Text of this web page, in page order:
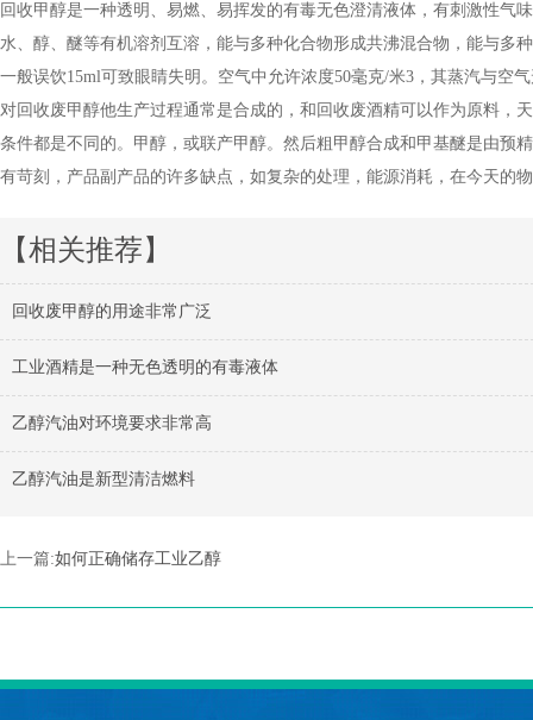
回收甲醇是一种透明、易燃、易挥发的有毒无色澄清液体，有刺激性气
水、醇、醚等有机溶剂互溶，能与多种化合物形成共沸混合物，能与多
一般误饮15ml可致眼睛失明。空气中允许浓度50毫克/米3，其蒸汽与空
对回收废甲醇他生产过程通常是合成的，和回收废酒精可以作为原料，
条件都是不同的。甲醇，或联产甲醇。然后粗甲醇合成和甲基醚是由预
有苛刻，产品副产品的许多缺点，如复杂的处理，能源消耗，在今天的
【相关推荐】
回收废甲醇的用途非常广泛
工业酒精是一种无色透明的有毒液体
乙醇汽油对环境要求非常高
乙醇汽油是新型清洁燃料
上一篇:如何正确储存工业乙醇